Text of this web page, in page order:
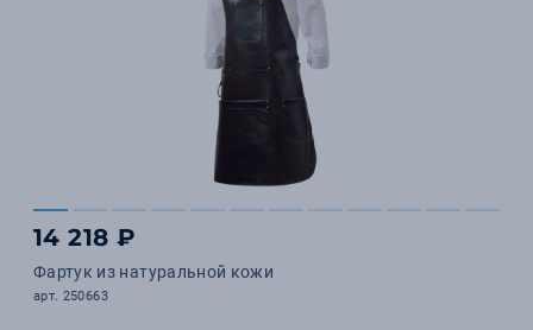
14 218 ₽
Фартук из натуральной кожи
арт. 250663